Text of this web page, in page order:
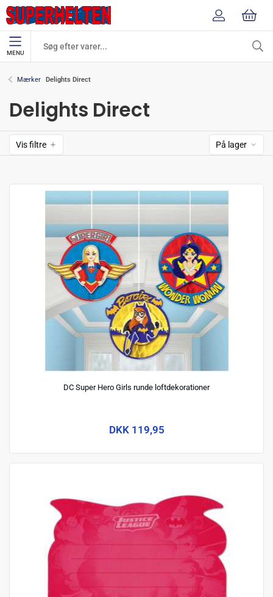
MENU
Mærker Delights Direct
Delights Direct
Vis filtre På lager
DC Super Hero Girls runde loftdekorationer
DKK 119,95